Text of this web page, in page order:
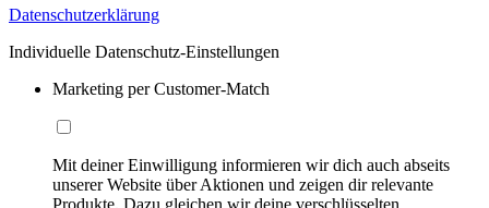
Datenschutzerklärung
Individuelle Datenschutz-Einstellungen
Marketing per Customer-Match
Mit deiner Einwilligung informieren wir dich auch abseits
unserer Website über Aktionen und zeigen dir relevante
Produkte. Dazu gleichen wir deine verschlüsselten